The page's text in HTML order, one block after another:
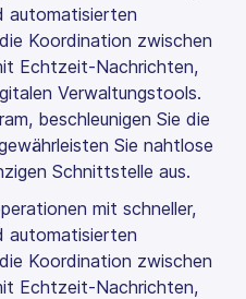
automatisierten
Koordination zwischen
Echtzeit-Nachrichten,
Verwaltungstools.
beschleunigen Sie die
Sie nahtlose
Schnittstelle aus.
mit schneller,
automatisierten
Koordination zwischen
Echtzeit-Nachrichten,